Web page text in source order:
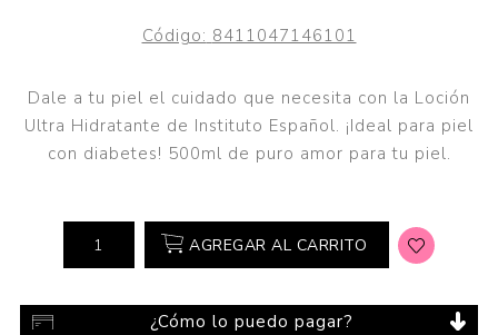
Código: 8411047146101
Dale a tu piel el cuidado que necesita con la Loción
Ultra Hidratante de Instituto Español. ¡Ideal para piel
con diabetes! 500ml de puro amor para tu piel.
AGREGAR AL CARRITO
¿Cómo lo puedo pagar?